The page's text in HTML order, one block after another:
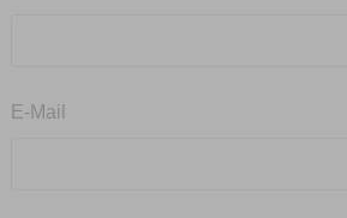
E-Mail